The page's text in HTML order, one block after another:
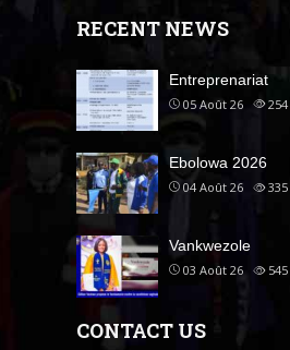
RECENT NEWS
Entreprenariat
05 Août 26 254
Ebolowa 2026
04 Août 26 335
Vankwezole
03 Août 26 545
CONTACT US